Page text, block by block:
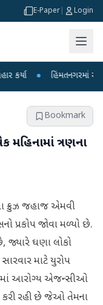
E-Paper Login
● હિંમતનગરમાં રહસ્યમય
Bookmark
મહિનામાં ત્રણના
ક્રુઝ જહાજ એમવી
પ્રકોપ જોવા મળ્યો છે.
જ્યારે ઘણા લોકો
માટે યુરોપ
આરોગ્ય એજન્સીઓ
કરી રહી છે જેઓ તેમના